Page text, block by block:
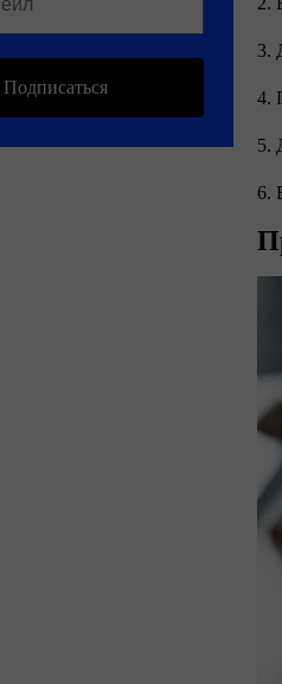
Подписаться
3.
4.
5.
6.